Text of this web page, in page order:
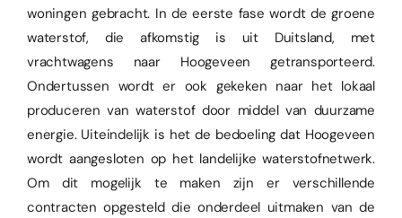
woningen gebracht. In de eerste fase wordt de groene
waterstof, die afkomstig is uit Duitsland, met
vrachtwagens naar Hoogeveen getransporteerd.
Ondertussen wordt er ook gekeken naar het lokaal
produceren van waterstof door middel van duurzame
energie. Uiteindelijk is het de bedoeling dat Hoogeveen
wordt aangesloten op het landelijke waterstofnetwerk.
Om dit mogelijk te maken zijn er verschillende
contracten opgesteld die onderdeel uitmaken van de